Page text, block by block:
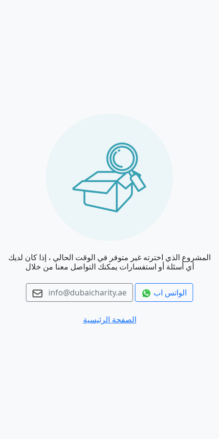
المشروع الذي اخترته غير متوفر في الوقت الحالي ، إذا كان لديك
أي أسئلة أو استفسارات يمكنك التواصل معنا من خلال
info@dubaicharity.ae الواتس اب
الصفحة الرئيسية